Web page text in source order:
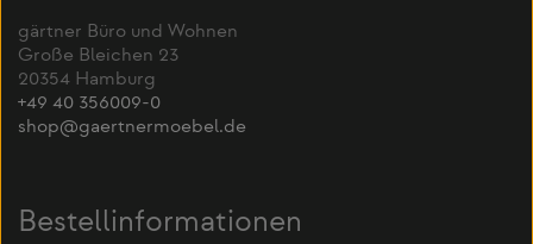
gärtner Büro und Wohnen
Große Bleichen 23
20354 Hamburg
+49 40 356009-0
shop@gaertnermoebel.de
Bestellinformationen